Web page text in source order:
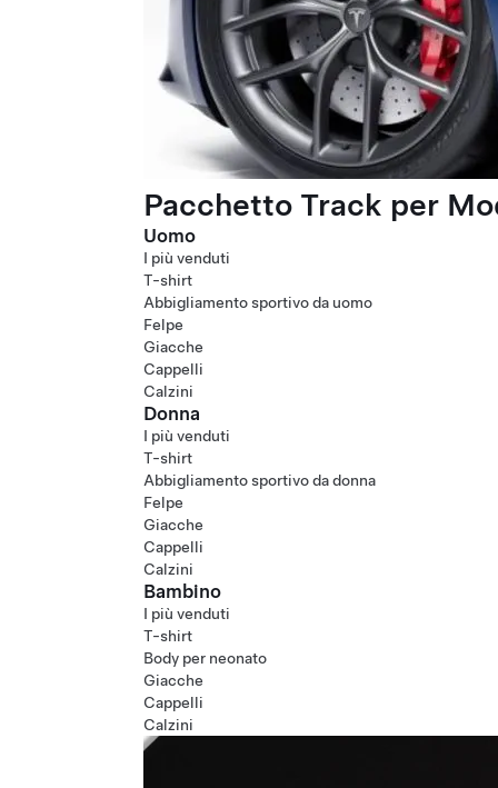
Pacchetto Track per
Uomo
I più venduti
T-shirt
Abbigliamento sportivo da uomo
Felpe
Giacche
Cappelli
Calzini
Donna
I più venduti
T-shirt
Abbigliamento sportivo da donna
Felpe
Giacche
Cappelli
Calzini
Bambino
I più venduti
T-shirt
Body per neonato
Giacche
Cappelli
Calzini